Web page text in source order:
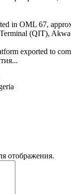
in OML 67,
(QIT),
exported to
отображения.